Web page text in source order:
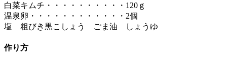
白菜キムチ・・・・・・・・・・120ｇ
温泉卵・・・・・・・・・・・・2個
塩 粗びき黒こしょう ごま油 しょうゆ
作り方